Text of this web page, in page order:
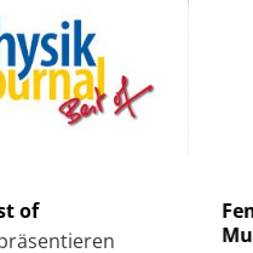
of
auf
Raum